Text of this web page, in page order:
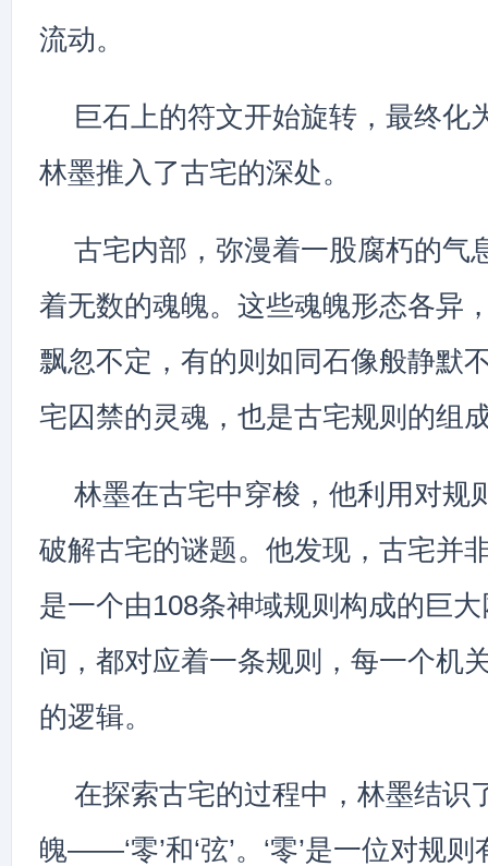
流动。
巨石上的符文开始旋转，最终化
林墨推入了古宅的深处。
古宅内部，弥漫着一股腐朽的气
着无数的魂魄。这些魂魄形态各异
飘忽不定，有的则如同石像般静默
宅囚禁的灵魂，也是古宅规则的组
林墨在古宅中穿梭，他利用对规
破解古宅的谜题。他发现，古宅并
是一个由108条神域规则构成的巨
间，都对应着一条规则，每一个机
的逻辑。
在探索古宅的过程中，林墨结识
魄——‘零’和‘弦’。‘零’是一位对规